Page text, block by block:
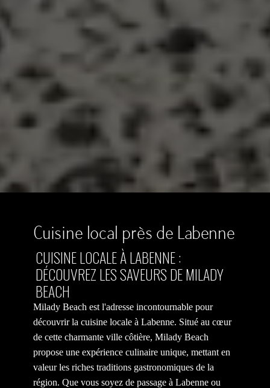
Cuisine local près de Labenne
CUISINE LOCALE À LABENNE :
DÉCOUVREZ LES SAVEURS DE MILADY
BEACH
Milady Beach est l'adresse incontournable pour
découvrir la cuisine locale à Labenne. Situé au cœur
de cette charmante ville côtière, Milady Beach
propose une expérience culinaire unique, mettant en
valeur les riches traditions gastronomiques de la
région. Que vous soyez de passage à Labenne ou